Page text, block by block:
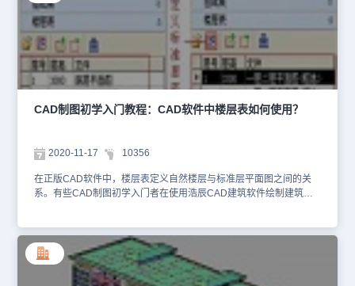
用，它用于建筑与其他专业进行三维碰撞检查，目的是 找出各专业
设计中设计构件之间可能存在的空间碰撞干涉问题发生的具体位置，
通过三维碰 撞检查技术可以预先查出设计隐患，提高设计质量，条
件是要各专业都运用对象化的浩辰CAD 各专业设计软件，按要求布
置各种构件对象，不能为省事以不能参与碰撞检查的二维对象替代浩
辰对象。单击“设置”按钮，在展开的碰撞检测设置对话框中勾选参与
碰撞检测的对象内容，其 中土建包括结构、建筑专业的梁、板、柱
以及门窗、洞口、楼梯等土建专业构件，桥架是电 气专业配线构
件，各种管道是水暖专业的构件。然后选择标注的方式，在“真实碰
要碰撞检测的模型对象<全选>: 框选屏幕上的一个组合模型，回车结
束。对话框中的碰撞位置表格会出现碰撞点的内容和位置描述结果，
同时图上会以红点表示碰撞位置，或者在命令行提示：未检测到构件
碰撞情况!如果有发生碰撞，则会在列表中进行显示。单击“全部标
筑软件进行碰撞检测的具体操作过程，有需要的小伙伴可以参考本篇
CAD教程来跟着小编一起操作看看哦！
CAD制图初学入门教程：CAD软件中楼层表如何使用？
2020-11-17 10356
在正版CAD软件中，楼层表定义自然楼层与标准层平面图之间的关
系。有些CAD制图初学入门者在使用浩辰CAD建筑软件绘制建筑图
建筑软件为例给大家详细介绍一下楼层表的使用技巧。建筑CAD软件
中楼层表的使用步骤：1、首先打开浩辰CAD建筑软件；2、然后打
开相关的CAD图纸；楼层表定义自然楼层与标准层平面图之间的关
系，楼层表中的图标命令控制属于同一工程中的各个标准层平面图，